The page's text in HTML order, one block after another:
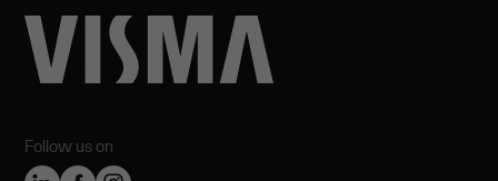
Follow us on